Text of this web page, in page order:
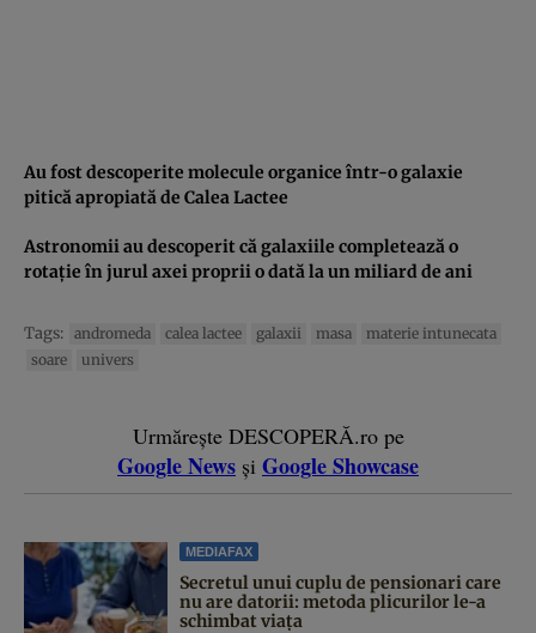
Au fost descoperite molecule organice într-o galaxie
pitică apropiată de Calea Lactee
Astronomii au descoperit că galaxiile completează o
rotaţie în jurul axei proprii o dată la un miliard de ani
Tags: andromeda calea lactee galaxii masa
materie intunecata
soare
univers
Urmărește DESCOPERĂ.ro pe
Google News și Google Showcase
MEDIAFAX
Secretul unui cuplu de pensionari care
nu are datorii: metoda plicurilor le-a
schimbat viața